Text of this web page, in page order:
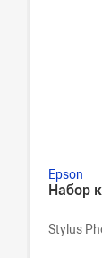
Epson
Набор
Stylus